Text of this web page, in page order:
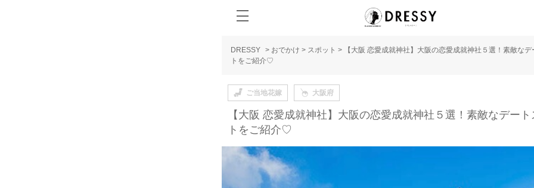
DRESSY > おでかけ > スポット >
【大阪 恋愛成就神社】大阪の恋愛成就神社５選！素敵なデ
トをご紹介♡
ご当地花嫁 大阪府
【大阪 恋愛成就神社】大阪の恋愛成就神社５選！素敵なデート
トをご紹介♡